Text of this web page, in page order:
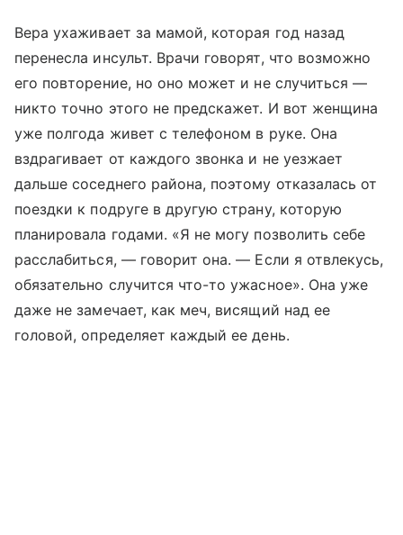
Вера ухаживает за мамой, которая год назад
перенесла инсульт. Врачи говорят, что возможно
его повторение, но оно может и не случиться —
никто точно этого не предскажет. И вот женщина
уже полгода живет с телефоном в руке. Она
вздрагивает от каждого звонка и не уезжает
дальше соседнего района, поэтому отказалась от
поездки к подруге в другую страну, которую
планировала годами. «Я не могу позволить себе
расслабиться, — говорит она. — Если я отвлекусь,
обязательно случится что-то ужасное». Она уже
даже не замечает, как меч, висящий над ее
головой, определяет каждый ее день.